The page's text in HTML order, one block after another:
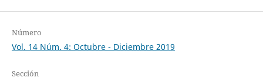
Número
Vol. 14 Núm. 4: Octubre - Diciembre 2019
Sección